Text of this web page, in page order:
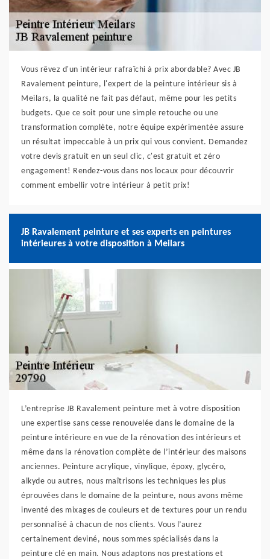
Vous rêvez d'un intérieur rafraîchi à prix abordable? Avec JB
Ravalement peinture, l'expert de la peinture intérieur sis à
Meilars, la qualité ne fait pas défaut, même pour les petits
budgets. Que ce soit pour une simple retouche ou une
transformation complète, notre équipe expérimentée assure
un résultat impeccable à un prix qui vous convient. Demandez
votre devis gratuit en un seul clic, c'est gratuit et zéro
engagement! Rendez-vous dans nos locaux pour découvrir
comment embellir votre intérieur à petit prix!
JB Ravalement peinture et ses experts en peintures
intérieures à votre disposition à Meilars
L’entreprise JB Ravalement peinture met à votre disposition
une expertise sans cesse renouvelée dans le domaine de la
peinture intérieure en vue de la rénovation des intérieurs et
même dans la rénovation complète de l’intérieur des maisons
anciennes. Peinture acrylique, vinylique, époxy, glycéro,
alkyde ou autres, nous maîtrisons les techniques les plus
éprouvées dans le domaine de la peinture, nous avons même
inventé des mixages de couleurs et de textures pour un rendu
personnalisé à chacun de nos clients. Vous l’aurez
certainement deviné, nous sommes spécialisés dans la
peinture clé en main. Nous adaptons nos prestations et